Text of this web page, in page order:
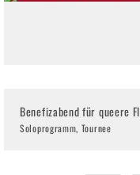
Benefizabend für queere
Soloprogramm, Tournee